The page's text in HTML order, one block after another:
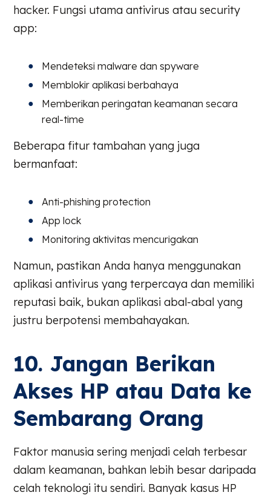
hacker. Fungsi utama antivirus atau security
app:
Mendeteksi malware dan spyware
Memblokir aplikasi berbahaya
Memberikan peringatan keamanan secara
real-time
Beberapa fitur tambahan yang juga
bermanfaat:
Anti-phishing protection
App lock
Monitoring aktivitas mencurigakan
Namun, pastikan Anda hanya menggunakan
aplikasi antivirus yang terpercaya dan memiliki
reputasi baik, bukan aplikasi abal-abal yang
justru berpotensi membahayakan.
10. Jangan Berikan
Akses HP atau Data ke
Sembarang Orang
Faktor manusia sering menjadi celah terbesar
dalam keamanan, bahkan lebih besar daripada
celah teknologi itu sendiri. Banyak kasus HP